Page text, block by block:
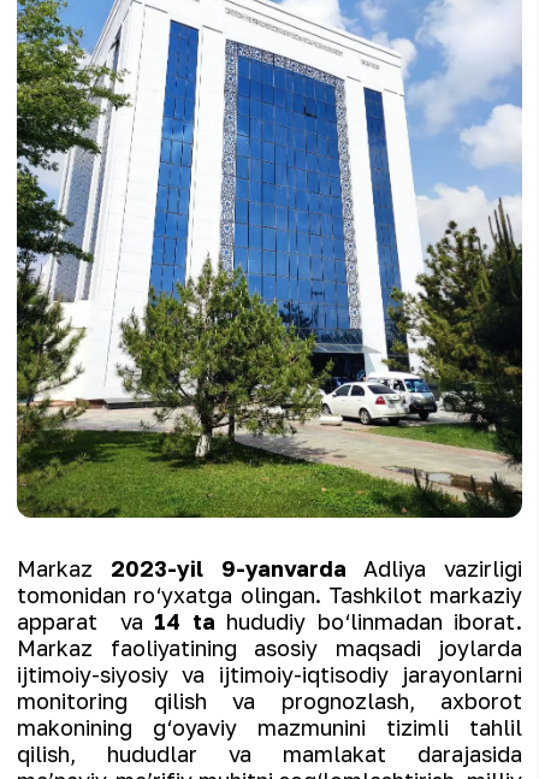
Markaz 2023-yil 9-yanvarda Adliya vazirligi
tomonidan ro‘yxatga olingan. Tashkilot markaziy
apparat va 14 ta hududiy bo‘linmadan iborat.
Markaz faoliyatining asosiy maqsadi joylarda
ijtimoiy-siyosiy va ijtimoiy-iqtisodiy jarayonlarni
monitoring qilish va prognozlash, axborot
makonining g‘oyaviy mazmunini tizimli tahlil
qilish, hududlar va mamlakat darajasida